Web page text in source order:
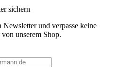
sichern
und verpasse keine
unserem Shop.